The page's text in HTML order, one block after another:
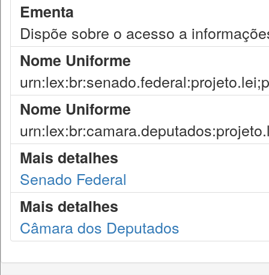
Ementa
Dispõe sobre o acesso a
Nome Uniforme
Nome Uniforme
Mais detalhes
Senado Federal
Mais detalhes
Câmara dos Deputados